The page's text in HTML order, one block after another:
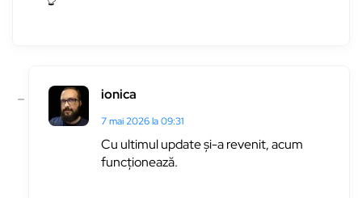
ionica
7 mai 2026 la 09:31
Cu ultimul update și-a revenit, acum
funcționează.